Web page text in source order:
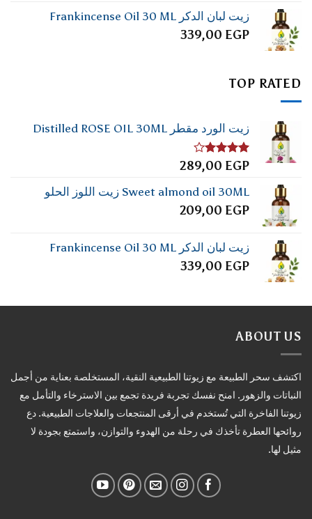
زيت لبان الدكر Frankincense Oil 30 ML
339,00 EGP
TOP RATED
زيت الورد مقطر Distilled ROSE OIL 30ML
تم
4.00من
5
289,00 EGP
Sweet almond oil 30ML زيت اللوز الحلو
209,00 EGP
زيت لبان الدكر Frankincense Oil 30 ML
339,00 EGP
ABOUT US
اكتشف سحر الطبيعة مع زيوتنا الطبيعية النقية، المستخلصة بعناية من أجمل
النباتات والزهور. امنح نفسك تجربة فريدة تجمع بين الاسترخاء والتأمل مع
زيوتنا الفاخرة التي تُستخدم في أرقى المنتجعات والعلاجات الطبيعية. دع
روائحها العطرة تأخذك في رحلة من الهدوء والتوازن، واستمتع بجودة لا
مثيل لها.